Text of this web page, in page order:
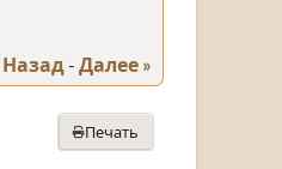
Назад - Далее »
Печать